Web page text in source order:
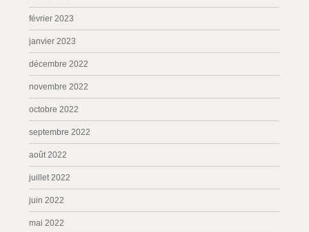
février 2023
janvier 2023
décembre 2022
novembre 2022
octobre 2022
septembre 2022
août 2022
juillet 2022
juin 2022
mai 2022